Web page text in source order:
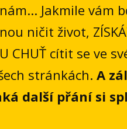
Jakmile vám
ničit život,
CHUŤ cítit se ve
stránkách.A
další přání si